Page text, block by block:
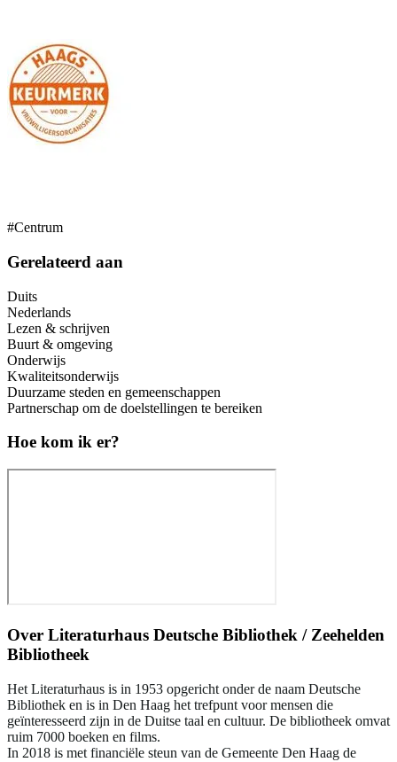
#Centrum
Gerelateerd aan
Duits
Nederlands
Lezen & schrijven
Buurt & omgeving
Onderwijs
Kwaliteitsonderwijs
Duurzame steden en gemeenschappen
Partnerschap om de doelstellingen te bereiken
Hoe kom ik er?
Over Literaturhaus Deutsche Bibliothek / Zeehelden
Bibliotheek
Het Literaturhaus is in 1953 opgericht onder de naam Deutsche
Bibliothek en is in Den Haag het trefpunt voor mensen die
geïnteresseerd zijn in de Duitse taal en cultuur. De bibliotheek omvat
ruim 7000 boeken en films.
In 2018 is met financiële steun van de Gemeente Den Haag de